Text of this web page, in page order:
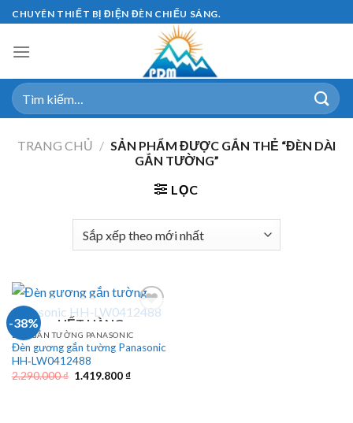
Skip
to
content
CHUYÊN THIẾT BỊ ĐIỆN ĐÈN CHIẾU SÁNG.
Tìm
kiếm:
TRANG CHỦ / SẢN PHẨM ĐƯỢC GẮN THẺ “ĐÈN DÀI
GẮN TƯỜNG”
LỌC
-38% HẾT HÀNG
ĐÈN GẮN TƯỜNG PANASONIC
Đèn gương gắn tường Panasonic
HH‑LW0412488
2.290.000₫ Giá
1.419.800₫Giá